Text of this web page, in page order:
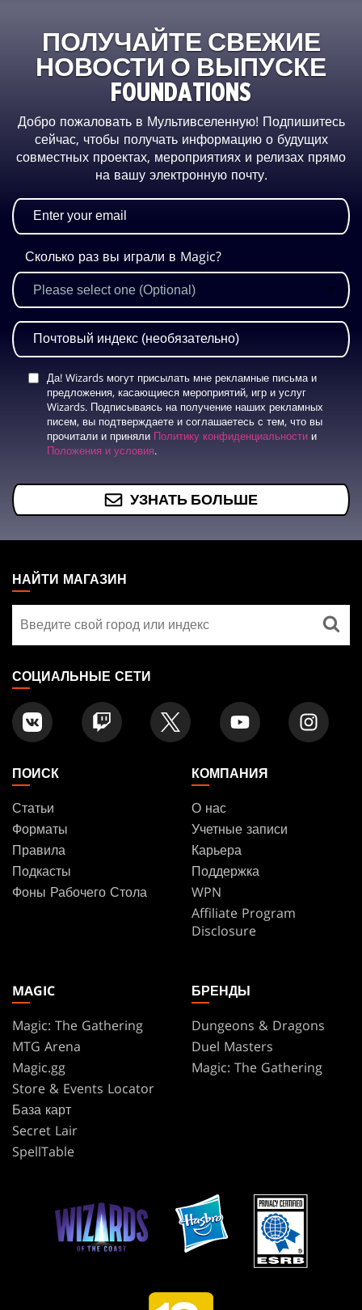
ПОЛУЧАЙТЕ СВЕЖИЕ
НОВОСТИ О ВЫПУСКЕ
FOUNDATIONS
Добро пожаловать в Мультивселенную! Подпишитесь
сейчас, чтобы получать информацию о будущих
совместных проектах, мероприятиях и релизах прямо
на вашу электронную почту.
Сколько раз вы играли в Magic?
Да! Wizards могут присылать мне рекламные письма и
предложения, касающиеся мероприятий, игр и услуг
Wizards. Подписываясь на получение наших рекламных
писем, вы подтверждаете и соглашаетесь с тем, что вы
прочитали и приняли Политику конфиденциальности и
Положения и условия.
УЗНАТЬ БОЛЬШЕ
THE
GATHERING
FOOTER
НАЙТИ МАГАЗИН
магазин
СОЦИАЛЬНЫЕ СЕТИ
ПОИСК
Статьи
Форматы
Правила
Подкасты
Фоны Рабочего Стола
КОМПАНИЯ
О нас
Учетные записи
Карьера
Поддержка
WPN
Affiliate Program
Disclosure
MAGIC
Magic: The Gathering
MTG Arena
Magic.gg
Store & Events Locator
База карт
Secret Lair
SpellTable
БРЕНДЫ
Dungeons & Dragons
Duel Masters
Magic: The Gathering